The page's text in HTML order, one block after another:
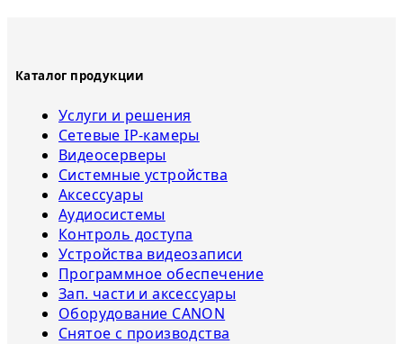
Каталог продукции
Услуги и решения
Сетевые IP-камеры
Видеосерверы
Системные устройства
Аксессуары
Аудиосистемы
Контроль доступа
Устройства видеозаписи
Программное обеспечение
Зап. части и аксессуары
Оборудование CANON
Снятое с прoизвoдства